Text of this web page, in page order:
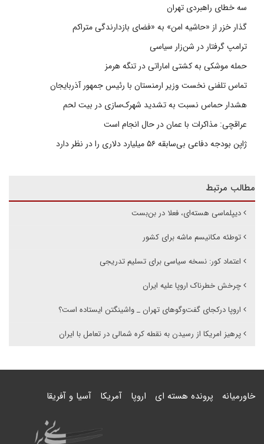
سه خطای راهبردی تهران
گذار خزر از «حاشیه امن» به «فضای بازدارندگی متراکم
ترامپ گرفتار در شن‌زار سیاسی
حمله موشکی به کشتی اماراتی در تنگه هرمز
تماس تلفنی نخست وزیر ارمنستان با رئیس جمهور آذربایجان
هشدار حماس نسبت به تشدید شهرک‌سازی در بیت‌ لحم
عراقچی: مذاکرات با عمان در حال انجام است
ژاپن بودجه دفاعی بی‌سابقه ۵۶ میلیارد دلاری را در نظر دارد
مطالب مرتبط
دیپلماسی هسته‌ای، فعلا در بن‌بست
توطئه مکانیسم ماشه برای کشور
اعتماد کور: نسخه سیاسی برای تسلیم تدریجی
چرخش خطرناک اروپا علیه ایران
اروپا درکجای گفت‌وگوهای تهران _ واشینگتن ایستاده است؟
پرهیز امریکا از رسیدن به نقطه کره شمالی در تعامل با ایران
خاورمیانه پرونده هسته ای اروپا آمریکا آسیا و آفریقا